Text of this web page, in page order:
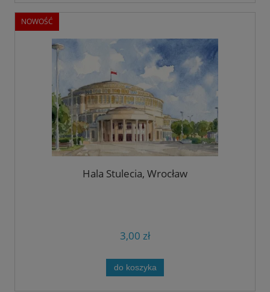
Hala Stulecia, Wrocław
3,00 zł
do koszyka
NOWOŚĆ